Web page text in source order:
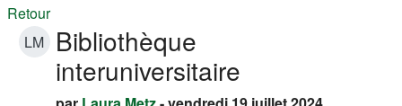
Retour
LM
Bibliothèque
interuniversitaire